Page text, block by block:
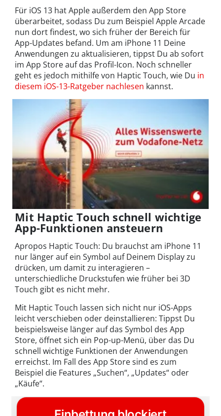
Für iOS 13 hat Apple außerdem den App Store
überarbeitet, sodass Du zum Beispiel Apple Arcade
nun dort findest, wo sich früher der Bereich für
App-Updates befand. Um am iPhone 11 Deine
Anwendungen zu aktualisieren, tippst Du ab sofort
im App Store auf das Profil-Icon. Noch schneller
geht es jedoch mithilfe von Haptic Touch, wie Du in
diesem iOS-13-Ratgeber nachlesen kannst.
Mit Haptic Touch schnell wichtige
App-Funktionen ansteuern
Apropos Haptic Touch: Du brauchst am iPhone 11
nur länger auf ein Symbol auf Deinem Display zu
drücken, um damit zu interagieren –
unterschiedliche Druckstufen wie früher bei 3D
Touch gibt es nicht mehr.
Mit Haptic Touch lassen sich nicht nur iOS-Apps
leicht verschieben oder deinstallieren: Tippst Du
beispielsweise länger auf das Symbol des App
Store, öffnet sich ein Pop-up-Menü, über das Du
schnell wichtige Funktionen der Anwendungen
erreichst. Im Fall des App Store sind es zum
Beispiel die Features „Suchen“, „Updates“ oder
„Käufe“.